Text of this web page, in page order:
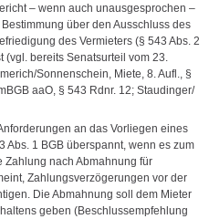
– wenn auch unausgesprochen –
über den Ausschluss des
des Vermieters (§ 543 Abs. 2
(vgl. bereits Senatsurteil vom 23.
Sonnenschein, Miete, 8. Aufl., §
aaO, § 543 Rdnr. 12; Staudinger/
an das Vorliegen eines
Abs. 1 BGB überspannt, wenn es zum
nach Abmahnung für
Zahlungsverzögerungen vor der
Die Abmahnung soll dem Mieter
geben (Beschlussempfehlung